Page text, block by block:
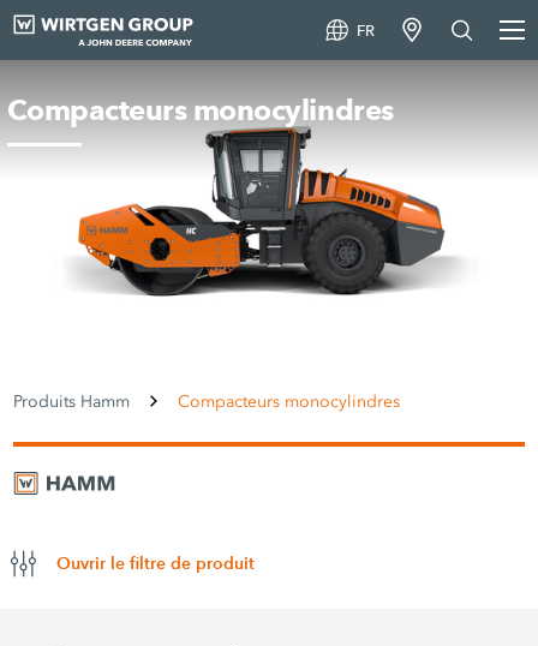
FR
Compacteurs monocylindres
Produits Hamm Compacteurs monocylindres
Ouvrir le filtre de produit